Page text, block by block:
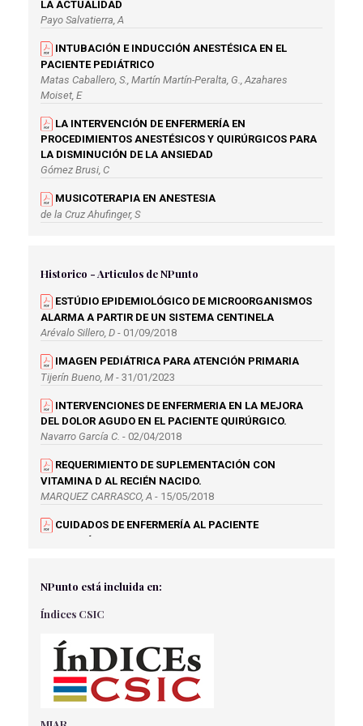
LA ACTUALIDAD
Payo Salvatierra, A
INTUBACIÓN E INDUCCIÓN ANESTÉSICA EN EL
PACIENTE PEDIÁTRICO
Matas Caballero, S., Martín Martín-Peralta, G., Azahares
Moiset, E
LA INTERVENCIÓN DE ENFERMERÍA EN
PROCEDIMIENTOS ANESTÉSICOS Y QUIRÚRGICOS PARA
LA DISMINUCIÓN DE LA ANSIEDAD
Gómez Brusi, C
MUSICOTERAPIA EN ANESTESIA
de la Cruz Ahufinger, S
Historico - Articulos de NPunto
ESTÚDIO EPIDEMIOLÓGICO DE MICROORGANISMOS
ALARMA A PARTIR DE UN SISTEMA CENTINELA
Arévalo Sillero, D - 01/09/2018
IMAGEN PEDIÁTRICA PARA ATENCIÓN PRIMARIA
Tijerín Bueno, M - 31/01/2023
INTERVENCIONES DE ENFERMERIA EN LA MEJORA
DEL DOLOR AGUDO EN EL PACIENTE QUIRÚRGICO.
Navarro García C. - 02/04/2018
REQUERIMIENTO DE SUPLEMENTACIÓN CON
VITAMINA D AL RECIÉN NACIDO.
MARQUEZ CARRASCO, A - 15/05/2018
CUIDADOS DE ENFERMERÍA AL PACIENTE
EFECTOS BENEFICIOSOS DE LOS POLIFENOLES SOBRE
Muñoz Bautista, J
NUTRICIÓN DE NIÑOS ONCOLÓGICOS EN HOSPITAL
PEDIÁTRICO DE PINAR DEL RÍO
PAGEO CAIRO, M - 15/05/2018
LA ENFERMERÍA Y LA SEXUALIDAD EN LA VEJEZ
Guerra Cabrera, M
NPunto está incluida en:
Índices CSIC